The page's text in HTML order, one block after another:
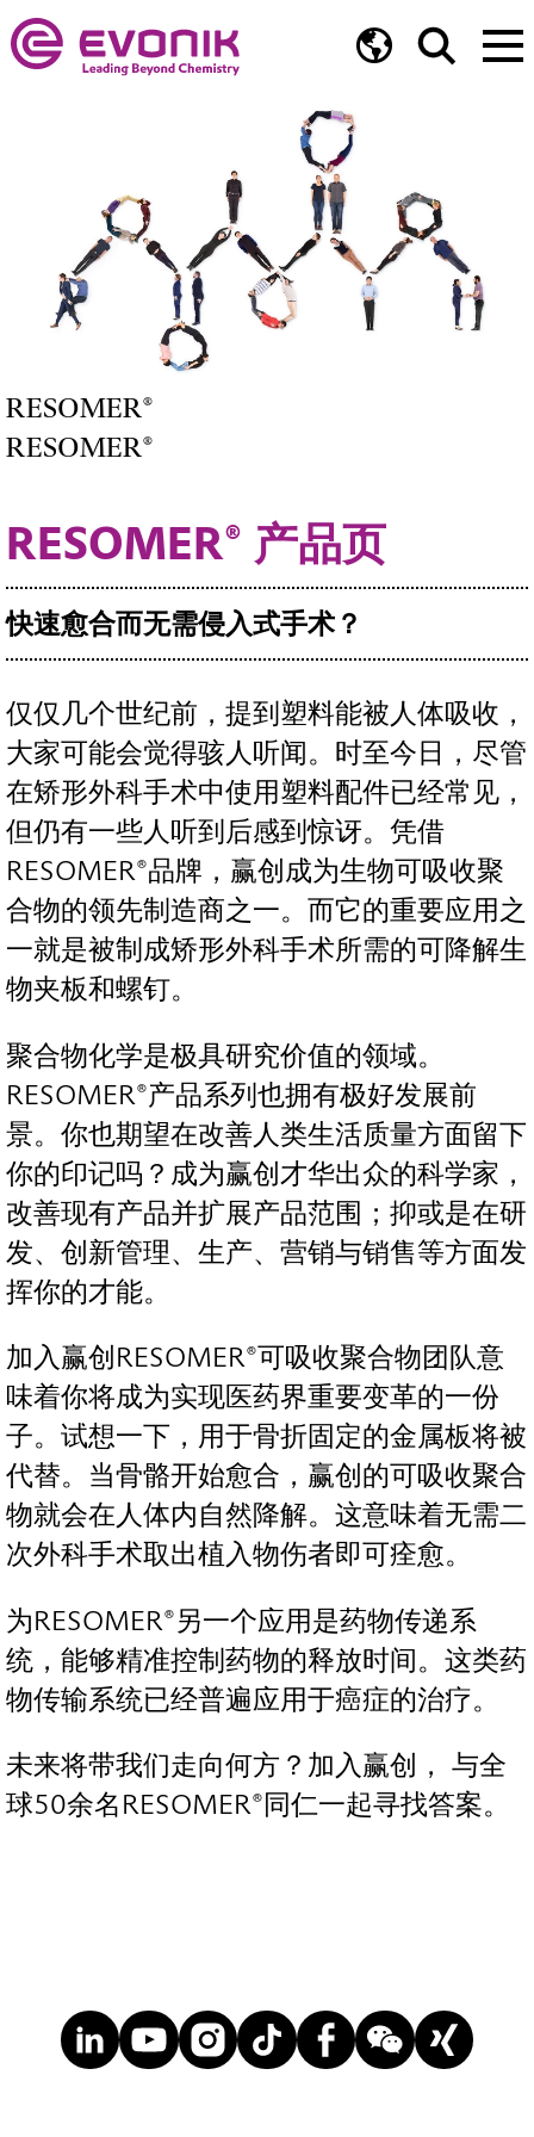
RESOMER®
RESOMER®
RESOMER® 产品页
快速愈合而无需侵入式手术？
仅仅几个世纪前，提到塑料能被人体吸收，
大家可能会觉得骇人听闻。时至今日，尽管
在矫形外科手术中使用塑料配件已经常见，
但仍有一些人听到后感到惊讶。凭借
RESOMER®品牌，赢创成为生物可吸收聚
合物的领先制造商之一。而它的重要应用之
一就是被制成矫形外科手术所需的可降解生
物夹板和螺钉。
聚合物化学是极具研究价值的领域。
RESOMER®产品系列也拥有极好发展前
景。你也期望在改善人类生活质量方面留下
你的印记吗？成为赢创才华出众的科学家，
改善现有产品并扩展产品范围；抑或是在研
发、创新管理、生产、营销与销售等方面发
挥你的才能。
加入赢创RESOMER®可吸收聚合物团队意
味着你将成为实现医药界重要变革的一份
子。试想一下，用于骨折固定的金属板将被
代替。当骨骼开始愈合，赢创的可吸收聚合
物就会在人体内自然降解。这意味着无需二
次外科手术取出植入物伤者即可痊愈。
为RESOMER®另一个应用是药物传递系
统，能够精准控制药物的释放时间。这类药
物传输系统已经普遍应用于癌症的治疗。
未来将带我们走向何方？加入赢创， 与全
球50余名RESOMER®同仁一起寻找答案。